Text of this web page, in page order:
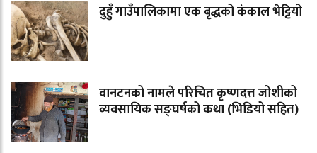
दुहुँ गाउँपालिकामा एक बृद्धको कंकाल भेट्टियो
वानटनको नामले परिचित कृष्णदत्त जोशीको
व्यवसायिक सङ्घर्षको कथा (भिडियो सहित)